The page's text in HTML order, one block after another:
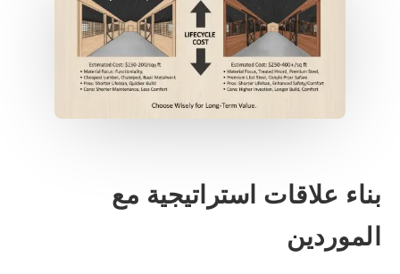
علاقات استراتيجية مع